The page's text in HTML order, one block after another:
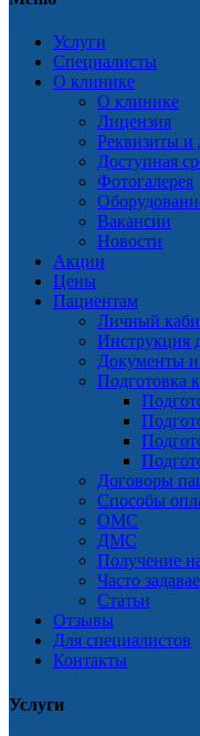
Услуги
Специалисты
О клинике
О клинике
Лицензия
Реквизиты и
Доступная
Фотогалерея
Вакансии
Новости
Акции
Цены
Пациентам
Личный
Инструкция
Документы
Подготовка
Договоры
Способы
ОМС
ДМС
Получение
Часто
Статьи
Отзывы
Для специалистов
Контакты
Услуги